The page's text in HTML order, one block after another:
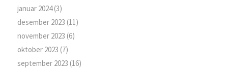
januar 2024(3)
desember 2023 (11)
november 2023 (6)
oktober 2023 (7)
september 2023 (16)